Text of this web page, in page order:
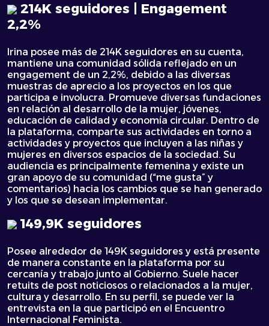
214K seguidores | Engagement
2,2%
Irina posee más de 214K seguidores en su cuenta,
mantiene una comunidad sólida reflejado en un
engagement de un 2,2%, debido a las diversas
muestras de aprecio a los proyectos en los que
participa e involucra. Promueve diversas fundaciones
en relación al desarrollo de la mujer, jóvenes,
educación de calidad y economía circular. Dentro de
la plataforma, comparte sus actividades en torno a
actividades y proyectos que incluyen a las niñas y
mujeres en diversos espacios de la sociedad. Su
audiencia es principalmente femenina y existe un
gran apoyo de su comunidad (“me gusta” y
comentarios) hacia los cambios que se han generado
y los que se desean implementar.
149,9K seguidores
Posee alrededor de 149K seguidores y está presente
de manera constante en la plataforma por su
cercanía y trabajo junto al Gobierno. Suele hacer
retuits de post noticiosos o relacionados a la mujer,
cultura y desarrollo. En su perfil, se puede ver la
entrevista en la que participó en el Encuentro
Internacional Feminista.